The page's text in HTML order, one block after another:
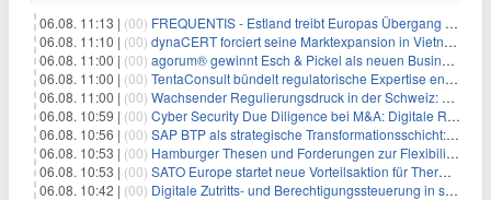
06.08. 11:13 | (00) FREQUENTIS - Estland treibt Europas Übergang zu digitalen NOTAM-Diensten mit FREQUENTIS voran
06.08. 11:10 | (00) dynaCERT forciert seine Marktexpansion in Vietnam
06.08. 11:00 | (00) agorum® gewinnt Esch & Pickel als neuen Business Partner für Mittelstand
06.08. 11:00 | (00) TentaConsult bündelt regulatorische Expertise entlang des gesamten Produktlebenszyklus
06.08. 11:00 | (00) Wachsender Regulierungsdruck in der Schweiz: Warum Wirtschaftsprüfer Mitarbeiter-Screening jetzt priorisieren müssen
06.08. 10:59 | (00) Cyber Security Due Diligence bei M&A: Digitale Risiken im Fokus
06.08. 10:56 | (00) SAP BTP als strategische Transformationsschicht: Warum Daten, Integration und KI zur Architekturfrage werden
06.08. 10:53 | (00) Hamburger Thesen und Forderungen zur Flexibilisierung der Arbeitszeit
06.08. 10:53 | (00) SATO Europe startet neue Vorteilsaktion für Thermotransferbänder
06.08. 10:42 | (00) Digitale Zutritts- und Berechtigungssteuerung in sozialen Einrichtungen: Wie die Lebenshilfe Herzberg Schlüsselbunde durch AIDA Protect® ersetzt hat